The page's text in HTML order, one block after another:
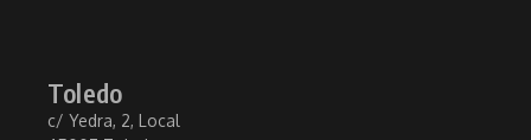
Toledo
c/ Yedra, 2, Local